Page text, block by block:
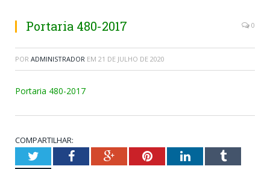
Portaria 480-2017 0
POR ADMINISTRADOR EM 21 DE JULHO DE 2020
Portaria 480-2017
COMPARTILHAR:
TwitterFacebookGoogle+PinterestLinkedInTumblr